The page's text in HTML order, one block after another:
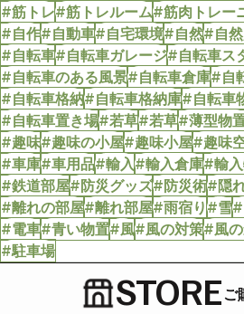
#筋トレ#筋トレルーム#筋肉トレー
#自作#自動車#自宅環境#自然#自
#自転車#自転車ガレージ#自転車ス
#自転車のある風景#自転車倉庫#自
#自転車格納#自転車格納庫#自転車
#自転車置き場#若草#若草#薄型物
#趣味#趣味の小屋#趣味小屋#趣味
#車庫#車用品#輸入#輸入倉庫#輸
#鉄道部屋#防災グッズ#防災術#隠
#離れの部屋#離れ部屋#雨宿り#雪#
#電車#青い物置#風#風の対策#風
#駐車場
STOREご